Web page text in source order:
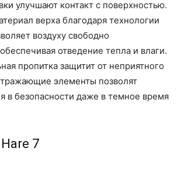
улучшают контакт с поверхностью.
верха благодаря технологии
воздуху свободно
отведение тепла и влаги.
пропитка защитит от неприятного
элементы позволят
в безопасности даже в темное время
7